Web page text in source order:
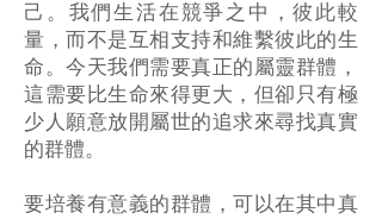
己。我們生活在競爭之中，彼此較
量，而不是互相支持和維繫彼此的生
命。今天我們需要真正的屬靈群體，
這需要比生命來得更大，但卻只有極
少人願意放開屬世的追求來尋找真實
的群體。
要培養有意義的群體，可以在其中真